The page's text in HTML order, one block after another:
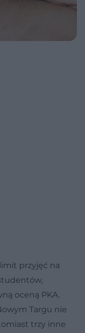
przyjęć na
oceną PKA.
Targu nie
trzy inne